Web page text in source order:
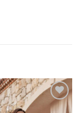
Toevoegen